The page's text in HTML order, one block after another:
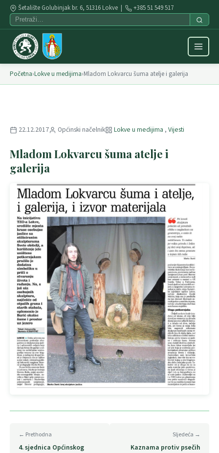
Šetalište Golubinjak br. 6, 51316 Lokve | +385 51 549 517
Početna›Lokve u medijima›Mladom Lokvarcu šuma atelje i galerija
22.12.2017 Općinski načelnik Lokve u medijima , Vijesti
Mladom Lokvarcu šuma atelje i
galerija
← Prethodna
4. sjednica Općinskog
Sljedeća →
Kaznama protiv psečih